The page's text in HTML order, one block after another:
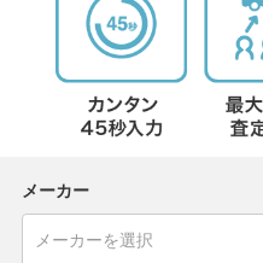
メーカー